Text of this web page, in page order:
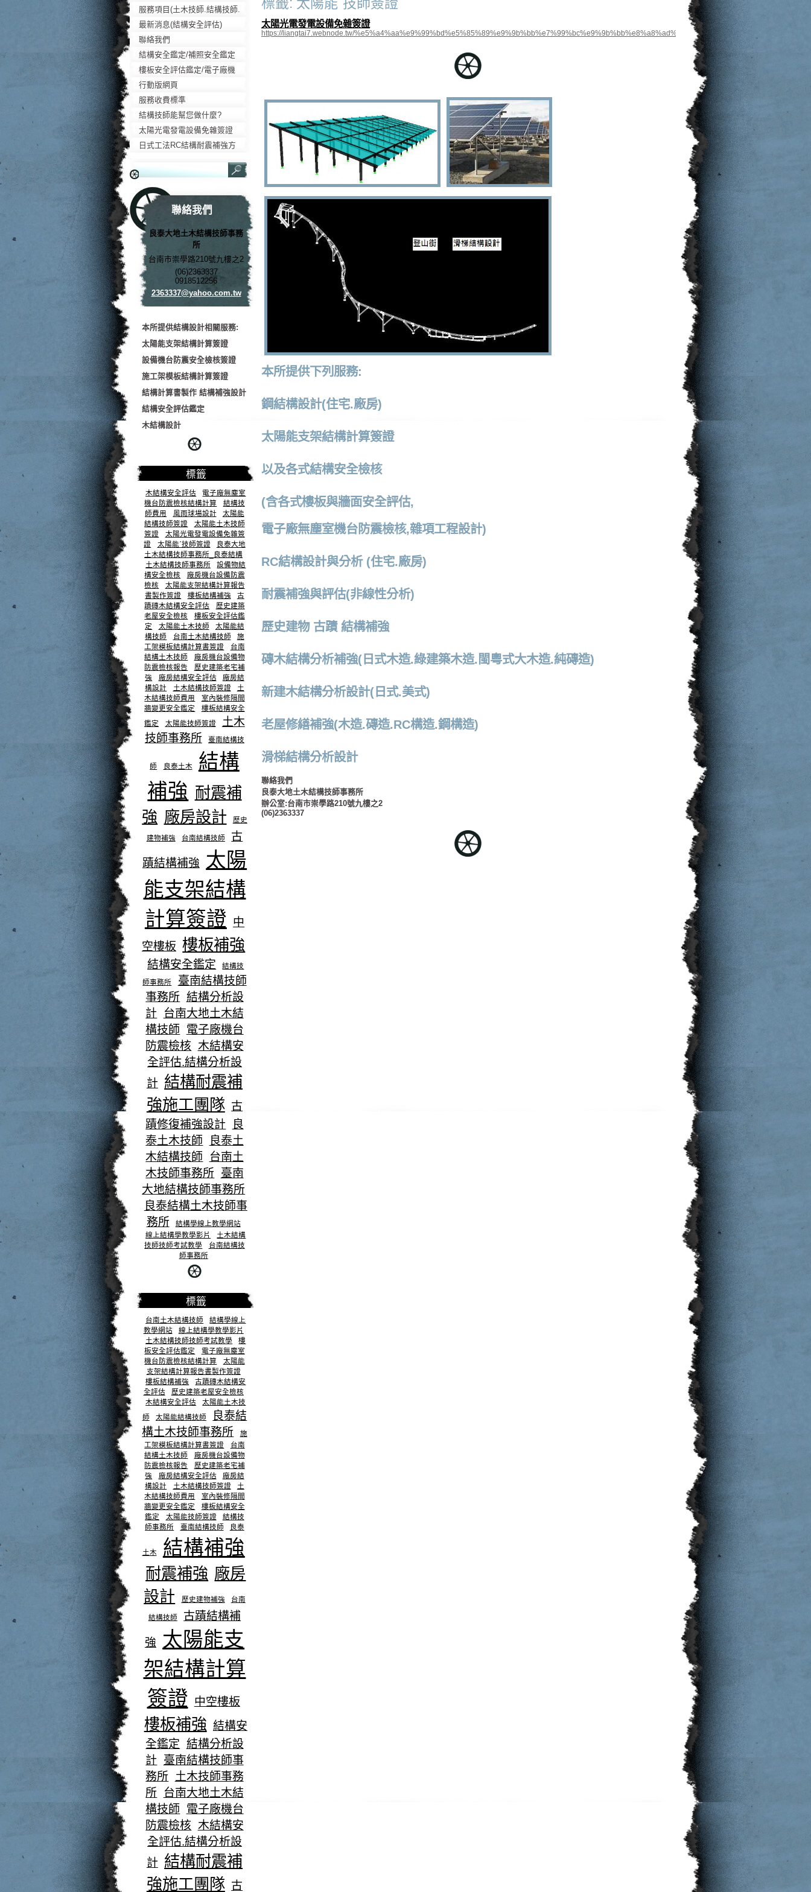
太陽光電發電設備免雜簽證
https://liangtai7.webnode.tw/
本所提供下列服務:
鋼結構設計(住宅.廠房)
太陽能支架結構計算簽證
以及各式結構安全檢核
(含各式樓板與牆面安全評估,
電子廠無塵室機台防震檢核,雜項工程設計)
RC結構設計與分析 (住宅.廠房)
耐震補強與評估(非線性分析)
歷史建物 古蹟 結構補強
磚木結構分析補強(日式木造.綠建築木造.閩粵式大木造.純磚造)
新建木結構分析設計(日式.美式)
老屋修繕補強(木造.磚造.RC構造.鋼構造)
滑梯結構分析設計
聯絡我們
良泰大地土木結構技師事務所
辦公室:台南市崇學路210號九樓之2
(06)2363337
liangtai7.webnode.tw
服務項目(土木技師.結構技師.
大地技師)
最新消息(結構安全評估)
聯絡我們
結構安全鑑定/補照安全鑑定
樓板安全評估鑑定/電子廠機
台防震
行動版網頁
服務收費標準
結構技師能幫您做什麼?
太陽光電發電設備免雜簽證
日式工法RC結構耐震補強方
聯絡我們
良泰大地土木結構技師事務
所
台南市崇學路210號九樓之2
(06)2363337
0918512256
2363337@yahoo.com.tw
本所提供結構設計相關服務:
太陽能支架結構計算簽證
設備機台防震安全檢核簽證
施工架模板結構計算簽證
結構計算書製作 結構補強設計
結構安全評估鑑定
木結構設計
標籤
木結構安全評估
電子廠無塵室
機台防震檢核結構計算
結構技
師費用
風雨球場設計
太陽能
結構技師簽證
太陽能土木技師
簽證
太陽光電發電設備免雜簽
證
太陽能ˊ技師簽證
良泰大地
土木結構技師事務所_良泰結構
土木結構技師事務所
設備物結
構安全檢核
廠房機台設備防震
檢核
太陽能支架結構計算報告
書製作簽證
樓板結構補強
古
蹟磚木結構安全評估
歷史建築
老屋安全檢核
樓板安全評估鑑
定
太陽能土木技師
太陽能結
構技師
台南土木結構技師
施
工架模板結構計算書簽證
台南
結構土木技師
廠房機台設備物
防震檢核報告
歷史建築老宅補
強
廠房結構安全評估
廠房結
構設計
土木結構技師簽證
土
木結構技師費用
室內裝修隔間
牆變更安全鑑定
樓板結構安全
鑑定
太陽能技師簽證
土木
技師事務所
臺南結構技
師 良泰土木
結構
補強 耐震補
強 廠房設計 歷史
建物補強 台南結構技師 古
蹟結構補強
太陽
能支架結構
計算簽證 中
空樓板 樓板補強
結構安全鑑定 結構技
師事務所
臺南結構技師
事務所 結構分析設
計
台南大地土木結
構技師
電子廠機台
防震檢核 木結構安
全評估.結構分析設
計 結構耐震補
強施工團隊 古
蹟修復補強設計
良
泰土木技師
良泰土
木結構技師
台南土
木技師事務所 臺南
大地結構技師事務所
良泰結構土木技師事
務所
結構學線上教學網站
線上結構學教學影片
土木結構
技師技師考試教學
台南結構技
師事務所
標籤
台南土木結構技師
結構學線上
教學網站
線上結構學教學影片
土木結構技師技師考試教學
樓
板安全評估鑑定
電子廠無塵室
機台防震檢核結構計算
太陽能
支架結構計算報告書製作簽證
樓板結構補強
古蹟磚木結構安
全評估
歷史建築老屋安全檢核
木結構安全評估
太陽能土木技
師
太陽能結構技師
良泰結
構土木技師事務所
施
工架模板結構計算書簽證
台南
結構土木技師
廠房機台設備物
防震檢核報告
歷史建築老宅補
強
廠房結構安全評估
廠房結
構設計
土木結構技師簽證
土
木結構技師費用
室內裝修隔間
牆變更安全鑑定
樓板結構安全
鑑定
太陽能技師簽證
結構技
師事務所
臺南結構技師 良泰
土木 結構補強
耐震補強 廠房
設計
歷史建物補強 台南
結構技師 古蹟結構補
強
太陽能支
架結構計算
簽證 中空樓板
樓板補強 結構安
全鑑定 結構分析設
計
臺南結構技師事
務所
土木技師事務
所
台南大地土木結
構技師
電子廠機台
防震檢核 木結構安
全評估.結構分析設
計 結構耐震補
強施工團隊 古